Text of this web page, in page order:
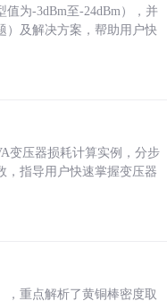
为-3dBm至-24dBm），并
）及解决方案，帮助用户快
变压器损耗计算实例，分步
，指导用户快速掌握变压器
，重点解析了黄铜棒密度取